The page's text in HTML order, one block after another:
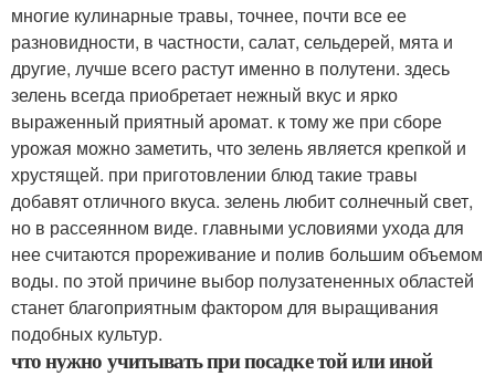
многие кулинарные травы, точнее, почти все ее
разновидности, в частности, салат, сельдерей, мята и
другие, лучше всего растут именно в полутени. здесь
зелень всегда приобретает нежный вкус и ярко
выраженный приятный аромат. к тому же при сборе
урожая можно заметить, что зелень является крепкой и
хрустящей. при приготовлении блюд такие травы
добавят отличного вкуса. зелень любит солнечный свет,
но в рассеянном виде. главными условиями ухода для
нее считаются прореживание и полив большим объемом
воды. по этой причине выбор полузатененных областей
станет благоприятным фактором для выращивания
подобных культур.
что нужно учитывать при посадке той или иной